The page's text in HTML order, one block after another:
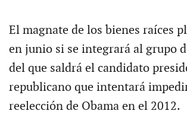
El magnate de los bienes raíces
en junio si se integrará al grupo
del que saldrá el candidato
republicano que intentará
reelección de Obama en el 2012.